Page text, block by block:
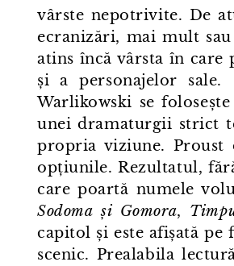
vârste nepotrivite. De
ecranizări, mai mult
atins încă vârsta în care
și a personajelor
Warlikowski se
unei dramaturgii strict
propria viziune.
opțiunile. Rezultatul,
care poartă numele
Sodoma și Gomora,
capitol și este afișată pe
scenic. Prealabila